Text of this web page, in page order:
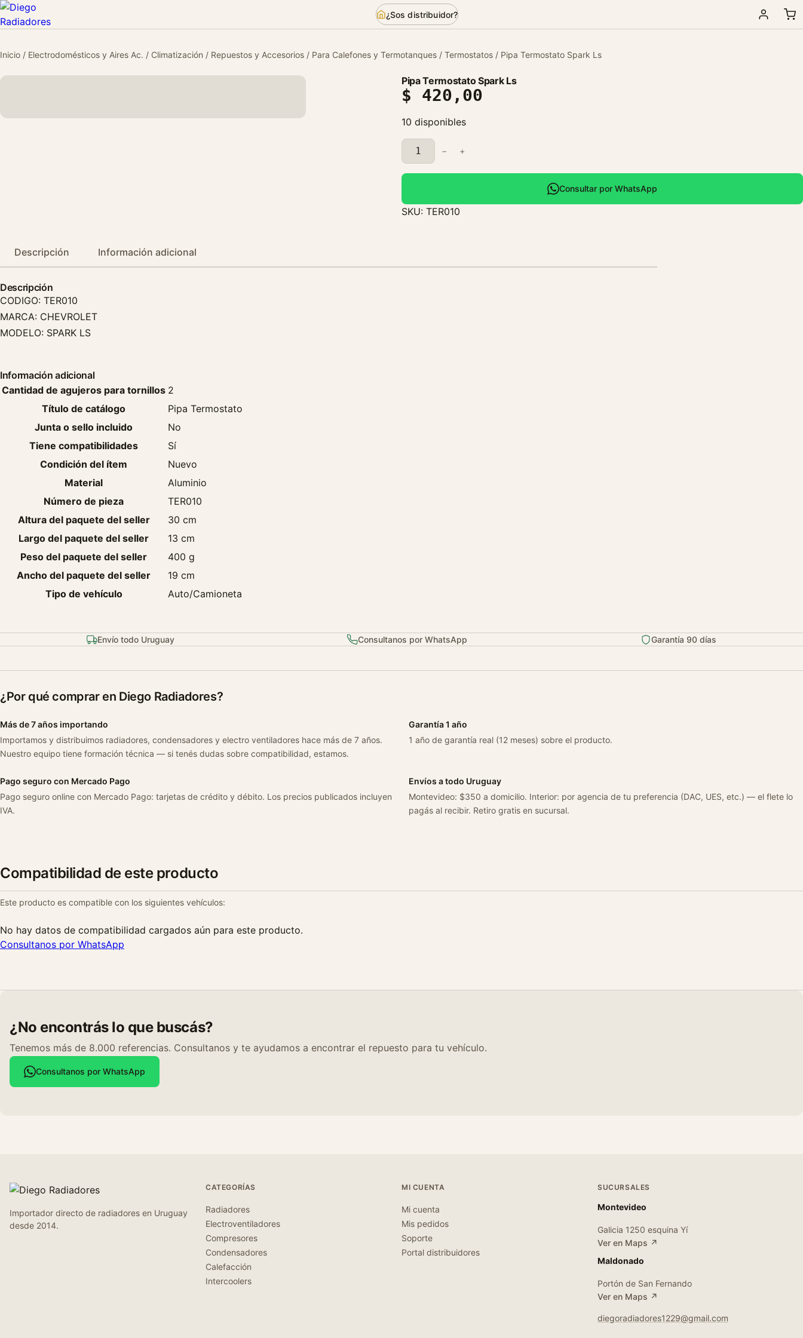
¿Sos distribuidor?
Inicio / Electrodomésticos y Aires Ac. / Climatización / Repuestos y Accesorios / Para Calefones y Termotanques / Termostatos / Pipa Termostato Spark Ls
Pipa Termostato Spark Ls
$ 420,00
10 disponibles
P
i
p
T
e
− +
Consultar por WhatsApp
SKU: TER010
Descripción Información adicional
Descripción
CODIGO: TER010
MARCA: CHEVROLET
MODELO: SPARK LS
Información adicional
Cantidad de agujeros para tornillos 2
Título de catálogo
Pipa Termostato
Junta o sello incluido
No
Tiene compatibilidades
Sí
Condición del ítem
Nuevo
Material
Aluminio
Número de pieza
TER010
Altura del paquete del seller
30 cm
Largo del paquete del seller
13 cm
Peso del paquete del seller
400 g
Ancho del paquete del seller
19 cm
Tipo de vehículo
Auto/Camioneta
Envío todo Uruguay Consultanos por WhatsApp Garantía 90 días
¿Por qué comprar en Diego Radiadores?
Más de 7 años importando
Importamos y distribuimos radiadores, condensadores y electro ventiladores hace más de 7 años.
Nuestro equipo tiene formación técnica — si tenés dudas sobre compatibilidad, estamos.
Garantía 1 año
1 año de garantía real (12 meses) sobre el producto.
Pago seguro con Mercado Pago
Pago seguro online con Mercado Pago: tarjetas de crédito y débito. Los precios publicados incluyen
IVA.
Envíos a todo Uruguay
Montevideo: $350 a domicilio. Interior: por agencia de tu preferencia (DAC, UES, etc.) — el flete lo
pagás al recibir. Retiro gratis en sucursal.
Compatibilidad de este producto
Este producto es compatible con los siguientes vehículos:
No hay datos de compatibilidad cargados aún para este producto.
Consultanos por WhatsApp
¿No encontrás lo que buscás?
Tenemos más de 8.000 referencias. Consultanos y te ayudamos a encontrar el repuesto para tu vehículo.
Consultanos por WhatsApp
Importador directo de radiadores en Uruguay
desde 2014.
CATEGORÍAS
Radiadores
Electroventiladores
Compresores
Condensadores
Calefacción
Intercoolers
MI CUENTA
Mi cuenta
Mis pedidos
Soporte
Portal distribuidores
SUCURSALES
Montevideo
Galicia 1250 esquina Yí
Ver en Maps ↗
Maldonado
Portón de San Fernando
Ver en Maps ↗
diegoradiadores1229@gmail.com